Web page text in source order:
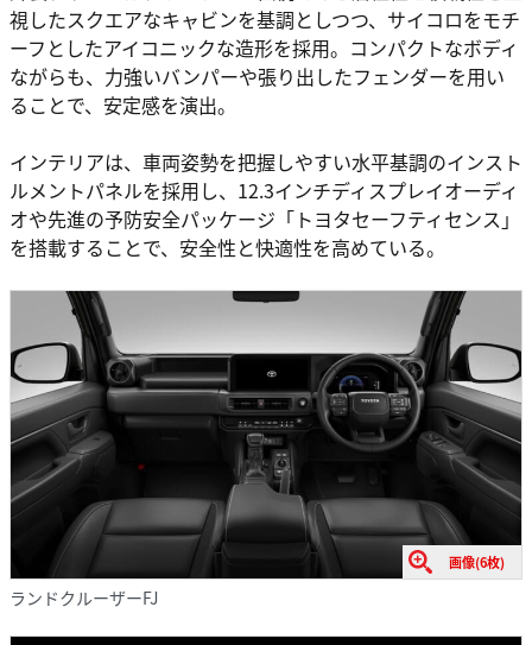
視したスクエアなキャビンを基調としつつ、サイコロをモチ
ーフとしたアイコニックな造形を採用。コンパクトなボディ
ながらも、力強いバンパーや張り出したフェンダーを用い
ることで、安定感を演出。
インテリアは、車両姿勢を把握しやすい水平基調のインスト
ルメントパネルを採用し、12.3インチディスプレイオーディ
オや先進の予防安全パッケージ「トヨタセーフティセンス」
を搭載することで、安全性と快適性を高めている。
画像(6枚)
ランドクルーザーFJ